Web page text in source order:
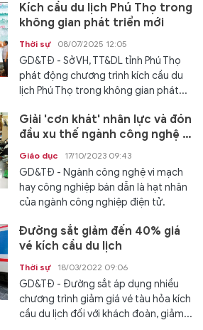
Kích cầu du lịch Phú Thọ trong
không gian phát triển mới
Thời sự 08/07/2025 12:05
GD&TĐ - Sở VH, TT&DL tỉnh Phú Thọ
phát động chương trình kích cầu du
lịch Phú Thọ trong không gian phát...
Giải 'cơn khát' nhân lực và đón
đầu xu thế ngành công nghệ vi
mạch
Giáo dục 17/10/2023 09:43
GD&TĐ - Ngành công nghệ vi mạch
hay công nghiệp bán dẫn là hạt nhân
của ngành công nghiệp điện tử.
Đường sắt giảm đến 40% giá
vé kích cầu du lịch
Thời sự 18/03/2022 09:06
GD&TĐ - Đường sắt áp dụng nhiều
chương trình giảm giá vé tàu hỏa kích
cầu du lịch đối với khách đoàn, giảm...